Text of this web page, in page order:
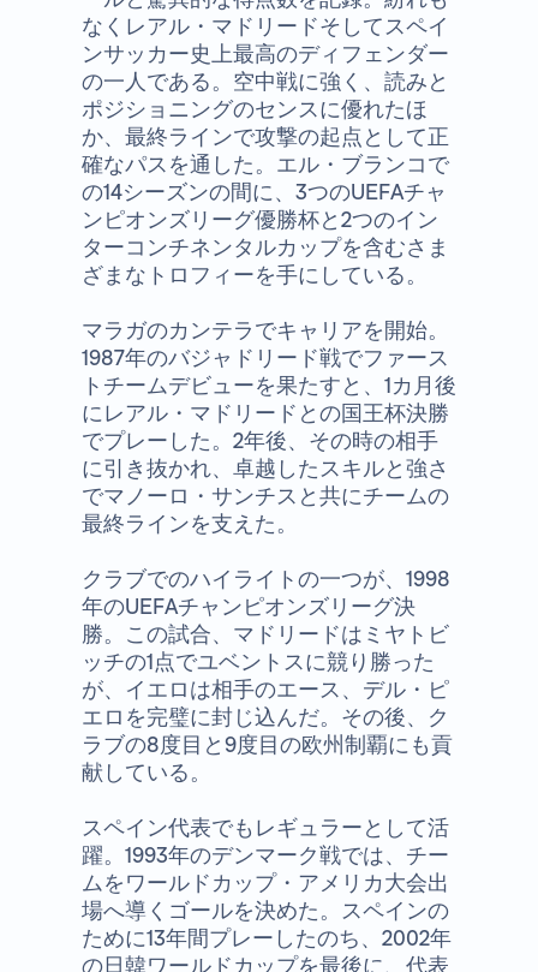
なくレアル・マドリードそしてスペイ
ンサッカー史上最高のディフェンダー
の一人である。空中戦に強く、読みと
ポジショニングのセンスに優れたほ
か、最終ラインで攻撃の起点として正
確なパスを通した。エル・ブランコで
の14シーズンの間に、3つのUEFAチャ
ンピオンズリーグ優勝杯と2つのイン
ターコンチネンタルカップを含むさま
ざまなトロフィーを手にしている。
マラガのカンテラでキャリアを開始。
1987年のバジャドリード戦でファース
トチームデビューを果たすと、1カ月後
にレアル・マドリードとの国王杯決勝
でプレーした。2年後、その時の相手
に引き抜かれ、卓越したスキルと強さ
でマノーロ・サンチスと共にチームの
最終ラインを支えた。
クラブでのハイライトの一つが、1998
年のUEFAチャンピオンズリーグ決
勝。この試合、マドリードはミヤトビ
ッチの1点でユベントスに競り勝った
が、イエロは相手のエース、デル・ピ
エロを完璧に封じ込んだ。その後、ク
ラブの8度目と9度目の欧州制覇にも貢
献している。
スペイン代表でもレギュラーとして活
躍。1993年のデンマーク戦では、チー
ムをワールドカップ・アメリカ大会出
場へ導くゴールを決めた。スペインの
ために13年間プレーしたのち、2002年
の日韓ワールドカップを最後に、代表